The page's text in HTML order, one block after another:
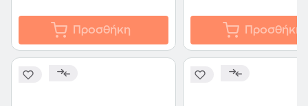
Προσθήκη Προσθήκη